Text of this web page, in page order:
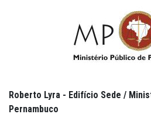
Roberto Lyra - Edifício Sede /
Pernambuco